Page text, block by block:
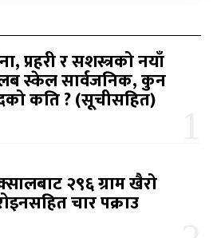
प्रहरी र सशस्त्रको नयाँ
स्केल सार्वजनिक, कुन
कति ? (सूचीसहित)
२९६ ग्राम खैरो
चार पक्राउ